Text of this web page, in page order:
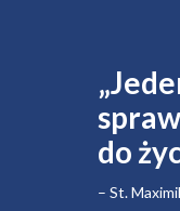
do
– St.